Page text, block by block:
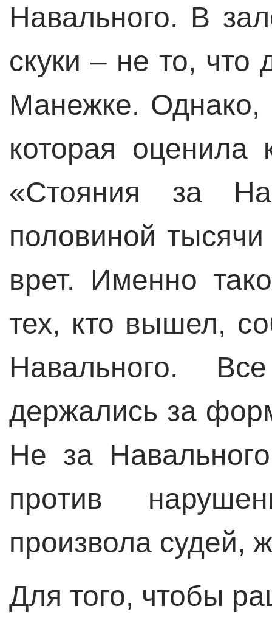
Навального. В
скуки – не то,
Манежке.
которая оценила
«Стояния за
половиной
врет. Именно
тех, кто вышел,
Навального.
держались за
Не за
против
произвола судей,
Для того, чтобы